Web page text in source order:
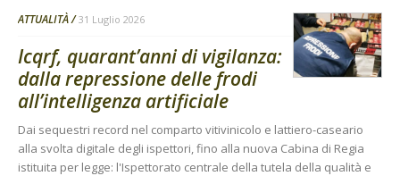
ATTUALITÀ 31 Luglio 2026
Icqrf, quarant’anni di vigilanza:
dalla repressione delle frodi
all’intelligenza artificiale
Dai sequestri record nel comparto vitivinicolo e lattiero-caseario
alla svolta digitale degli ispettori, fino alla nuova Cabina di Regia
istituita per legge: l'Ispettorato centrale della tutela della qualità e